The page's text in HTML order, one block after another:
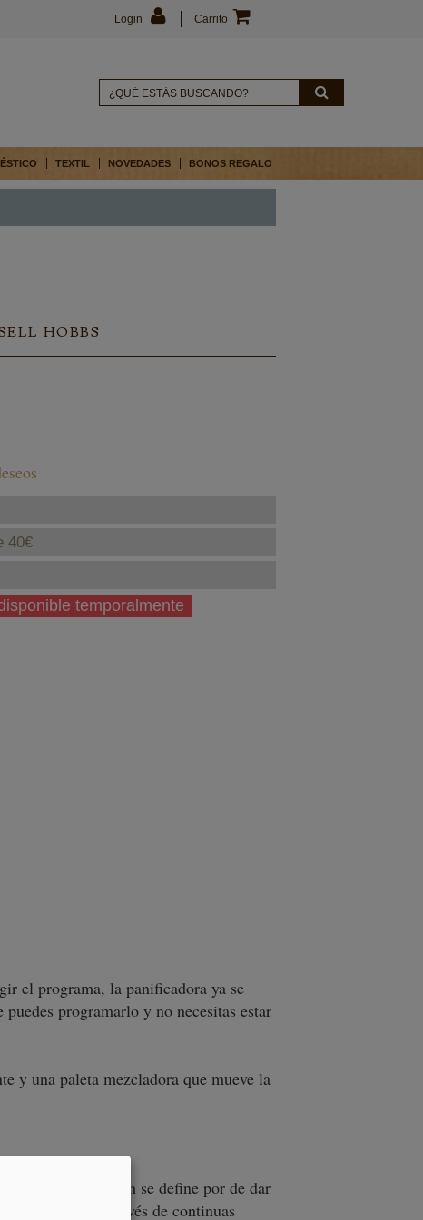
Carrito
Login
TEXTIL NOVEDADES BONOS REGALO
HOBBS
40€
temporalmente
el programa, la panificadora ya se
programarlo y no necesitas estar
y una paleta mezcladora que mueve la
de cocina; también se define por de dar
al éxito a través de continuas